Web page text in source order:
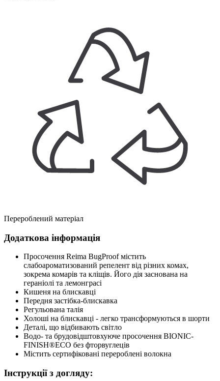
Перероблений матеріал
Додаткова інформація
Просочення Reima BugProof містить
слабоароматизований репелент від різних комах,
зокрема комарів та кліщів. Його дія заснована на
гераніолі та лемонграсі
Кишеня на блискавці
Передня застібка-блискавка
Регульована талія
Холоші на блискавці - легко трансформуються в шорти
Деталі, що відбивають світло
Водо- та брудовідштовхуюче просочення BIONIC-
FINISH®ECO без фторвуглеців
Містить сертифіковані перероблені волокна
Інструкції з догляду: